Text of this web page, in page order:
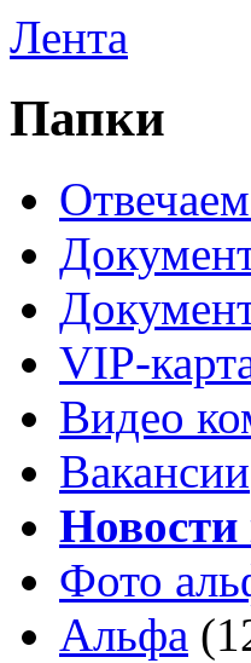
Лента
Папки
VIP-
Видео
Вакансии
Фото
Альфа